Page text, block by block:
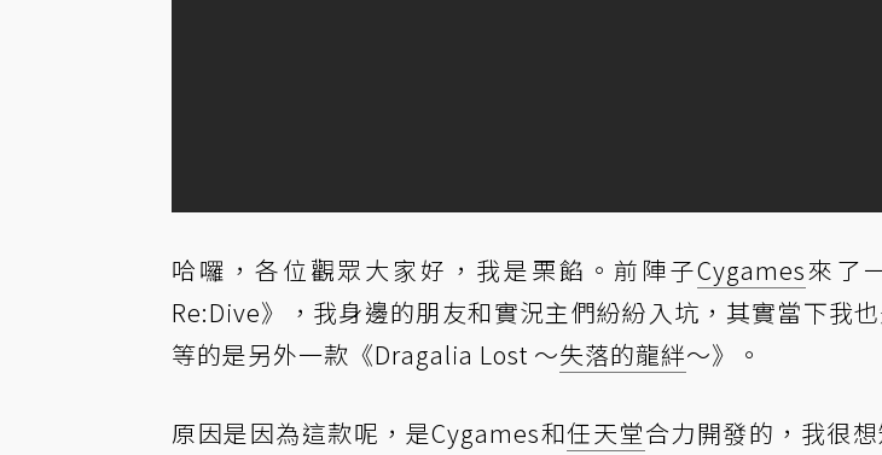
哈囉，各位觀眾大家好，我是栗餡。前陣子Cygames來了
Re:Dive》，我身邊的朋友和實況主們紛紛入坑，其實當下我
等的是另外一款《Dragalia Lost ～失落的龍絆～》。
原因是因為這款呢，是Cygames和任天堂合力開發的，我很